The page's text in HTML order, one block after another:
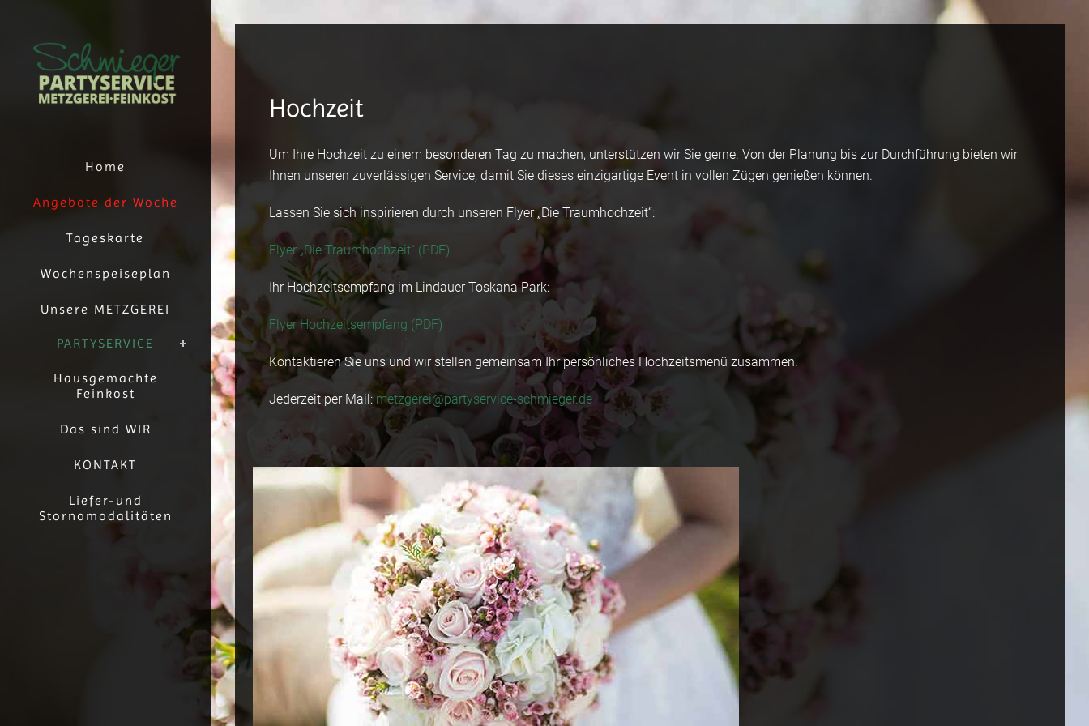
Home
Angebote der Woche
Tageskarte
Wochenspeiseplan
Unsere METZGEREI
PARTYSERVICE
Hausgemachte
Feinkost
Das sind WIR
KONTAKT
Liefer-und
Stornomodalitäten
Hochzeit
Um Ihre Hochzeit zu einem besonderen Tag zu machen, unterstützen wir Sie gerne. Von der Planung bis zur Durchführung bieten wir
Ihnen unseren zuverlässigen Service, damit Sie dieses einzigartige Event in vollen Zügen genießen können.
Lassen Sie sich inspirieren durch unseren Flyer „Die Traumhochzeit“:
Flyer „Die Traumhochzeit“ (PDF)
Ihr Hochzeitsempfang im Lindauer Toskana Park:
Flyer Hochzeitsempfang (PDF)
Kontaktieren Sie uns und wir stellen gemeinsam Ihr persönliches Hochzeitsmenü zusammen.
Jederzeit per Mail: metzgerei@partyservice-schmieger.de